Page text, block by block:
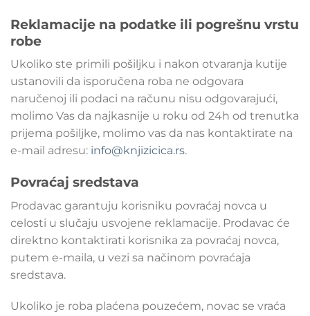
Reklamacije na podatke ili pogrešnu vrstu
robe
Ukoliko ste primili pošiljku i nakon otvaranja kutije
ustanovili da isporučena roba ne odgovara
naručenoj ili podaci na računu nisu odgovarajući,
molimo Vas da najkasnije u roku od 24h od trenutka
prijema pošiljke, molimo vas da nas kontaktirate na
e-mail adresu: info@knjizicica.rs.
Povraćaj sredstava
Prodavac garantuju korisniku povraćaj novca u
celosti u slučaju usvojene reklamacije. Prodavac će
direktno kontaktirati korisnika za povraćaj novca,
putem e-maila, u vezi sa načinom povraćaja
sredstava.
Ukoliko je roba plaćena pouzećem, novac se vraća